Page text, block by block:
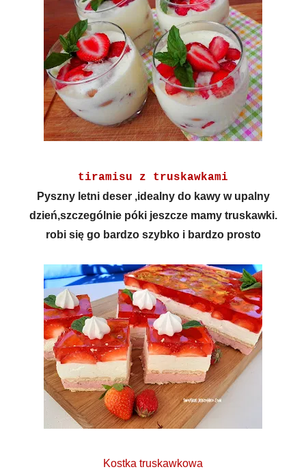
tiramisu z truskawkami
Pyszny letni deser ,idealny do kawy w upalny
dzień,szczególnie póki jeszcze mamy truskawki.
robi się go bardzo szybko i bardzo prosto
Kostka truskawkowa